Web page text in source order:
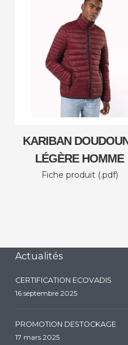
KARIBAN
LÉGÈRE HOMME
Fiche produit (.pdf)
Actualités
CERTIFICATION ECOVADIS
16 septembre 2025
PROMOTION DESTOCKAGE
17 mars 2025